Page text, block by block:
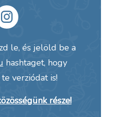
le, és jelöld be a
hashtaget, hogy
verziódat is!
része!